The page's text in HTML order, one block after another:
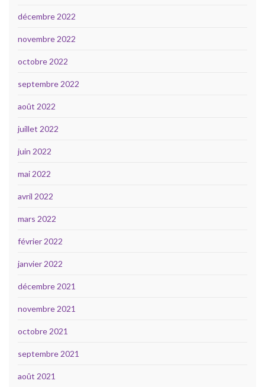
décembre 2022
novembre 2022
octobre 2022
septembre 2022
août 2022
juillet 2022
juin 2022
mai 2022
avril 2022
mars 2022
février 2022
janvier 2022
décembre 2021
novembre 2021
octobre 2021
septembre 2021
août 2021